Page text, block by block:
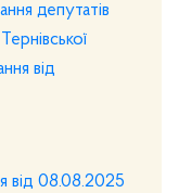
депутатів
від
від 08.08.2025